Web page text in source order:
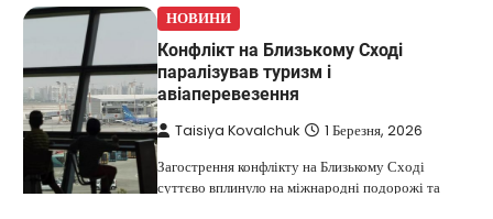
НОВИНИ
Конфлікт на Близькому Сході
паралізував туризм і
авіаперевезення
Taisiya Kovalchuk 1 Березня, 2026
Загострення конфлікту на Близькому Сході
суттєво вплинуло на міжнародні подорожі та